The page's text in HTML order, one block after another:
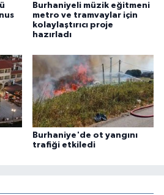
Burhaniyeli müzik eğitmeni
metro ve tramvaylar için
kolaylaştırıcı proje
hazırladı
Burhaniye'de ot yangını
trafiği etkiledi